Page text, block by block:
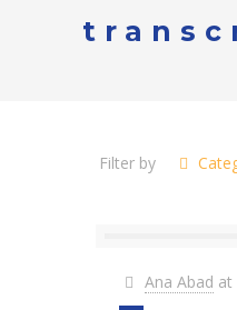
Filter by
Ana Abad at